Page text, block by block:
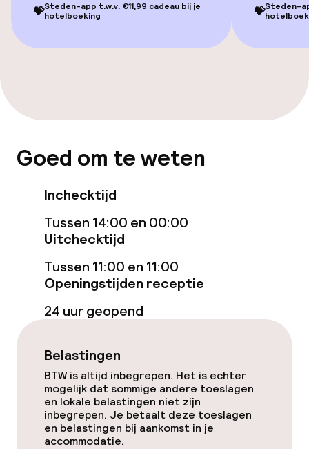
Entertainment
Gratis wifi
Eet- en drinkgelegenheden
Bar
Schoonmaakvoorzieningen
Wasfaciliteiten (wasmachine)
Beleid
Overal rookvrij
💝Steden-app t.w.v. €11,99 cadeau bij je
hotelboeking
💝Steden-
Goed om te weten
Inchecktijd
Tussen 14:00 en 00:00
Uitchecktijd
Tussen 11:00 en 11:00
Openingstijden receptie
24 uur geopend
Belastingen
BTW is altijd inbegrepen. Het is echter
mogelijk dat sommige andere toeslagen
en lokale belastingen niet zijn
inbegrepen. Je betaalt deze toeslagen
en belastingen bij aankomst in je
accommodatie.